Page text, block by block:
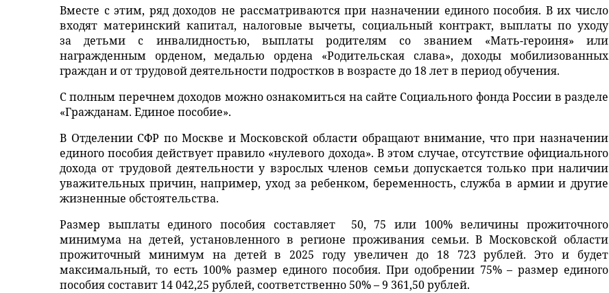
Вместе с этим, ряд доходов не рассматриваются при назначении единого пособия. В их число
входят материнский капитал, налоговые вычеты, социальный контракт, выплаты по уходу
за детьми с инвалидностью, выплаты родителям со званием «Мать-героиня» или
награжденным орденом, медалью ордена «Родительская слава», доходы мобилизованных
граждан и от трудовой деятельности подростков в возрасте до 18 лет в период обучения.
С полным перечнем доходов можно ознакомиться на сайте Социального фонда России в разделе
«Гражданам. Единое пособие».
В Отделении СФР по Москве и Московской области обращают внимание, что при назначении
единого пособия действует правило «нулевого дохода». В этом случае, отсутствие официального
дохода от трудовой деятельности у взрослых членов семьи допускается только при наличии
уважительных причин, например, уход за ребенком, беременность, служба в армии и другие
жизненные обстоятельства.
Размер выплаты единого пособия составляет 50, 75 или 100% величины прожиточного
минимума на детей, установленного в регионе проживания семьи. В Московской области
прожиточный минимум на детей в 2025 году увеличен до 18 723 рублей. Это и будет
максимальный, то есть 100% размер единого пособия. При одобрении 75% – размер единого
пособия составит 14 042,25 рублей, соответственно 50% – 9 361,50 рублей.